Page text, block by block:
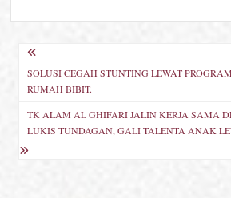
Navigasi
pos
SOLUSI CEGAH STUNTING LEWAT
RUMAH BIBIT.
TK ALAM AL GHIFARI JALIN KERJA SAMA
LUKIS TUNDAGAN, GALI TALENTA ANAK